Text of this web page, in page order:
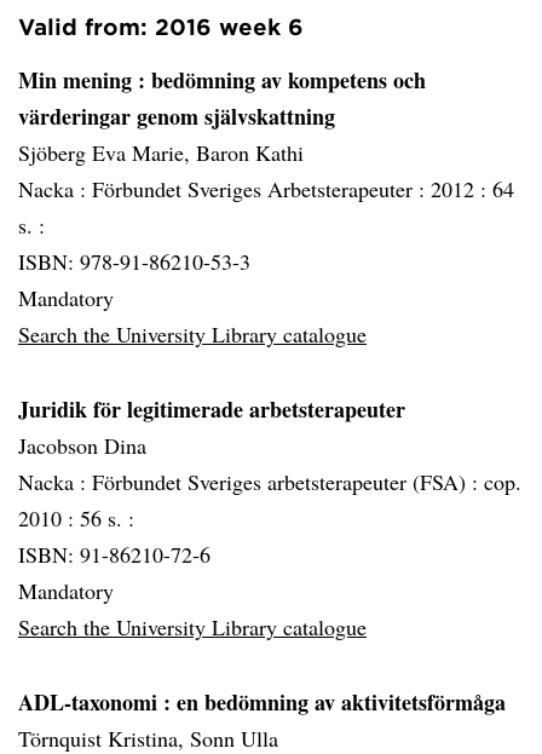
Valid from: 2016 week 6
Min mening : bedömning av kompetens och
värderingar genom självskattning
Sjöberg Eva Marie, Baron Kathi
Nacka : Förbundet Sveriges Arbetsterapeuter : 2012 : 64
s. :
ISBN: 978-91-86210-53-3
Mandatory
Search the University Library catalogue
Juridik för legitimerade arbetsterapeuter
Jacobson Dina
Nacka : Förbundet Sveriges arbetsterapeuter (FSA) : cop.
2010 : 56 s. :
ISBN: 91-86210-72-6
Mandatory
Search the University Library catalogue
ADL-taxonomi : en bedömning av aktivitetsförmåga
Törnquist Kristina, Sonn Ulla